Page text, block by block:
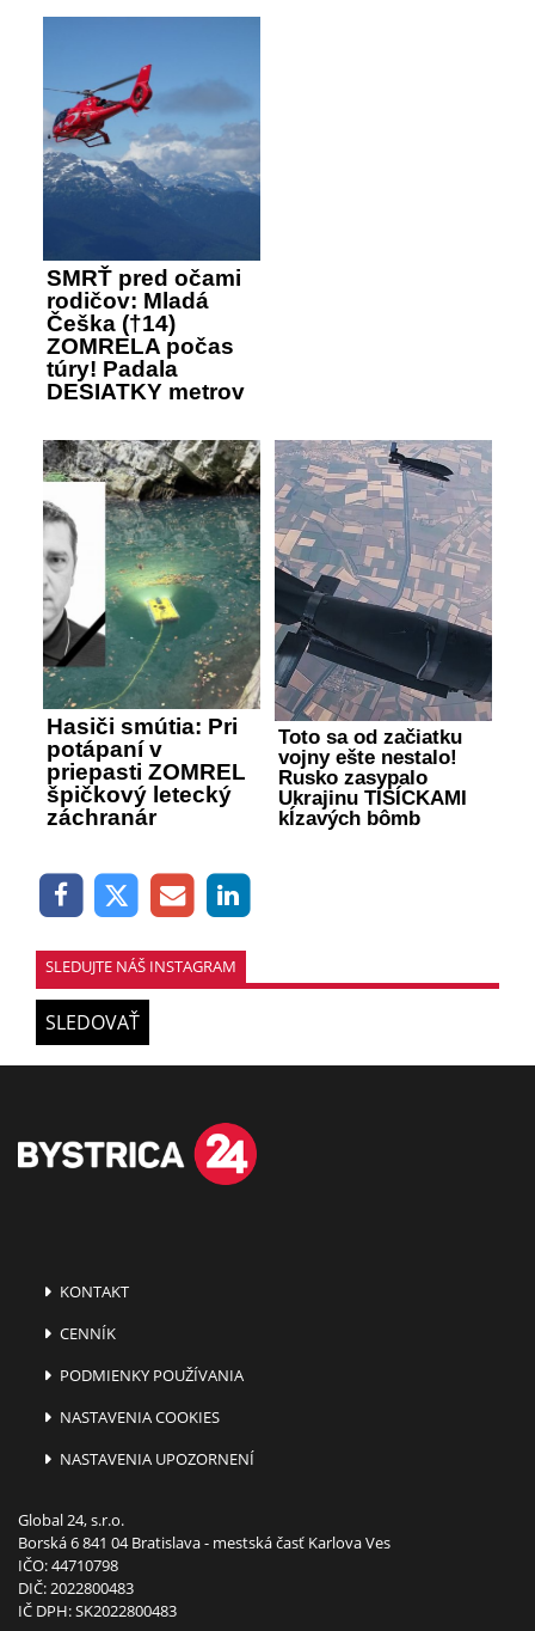
SMRŤ pred očami
rodičov: Mladá
Češka (†14)
ZOMRELA počas
túry! Padala
DESIATKY metrov
Hasiči smútia: Pri
potápaní v
priepasti ZOMREL
špičkový letecký
záchranár
Toto sa od začiatku
vojny ešte nestalo!
Rusko zasypalo
Ukrajinu TISÍCKAMI
kĺzavých bômb
SLEDUJTE NÁŠ INSTAGRAM
SLEDOVAŤ
KONTAKT
CENNÍK
PODMIENKY POUŽÍVANIA
NASTAVENIA COOKIES
NASTAVENIA UPOZORNENÍ
Global 24, s.r.o.
Borská 6 841 04 Bratislava - mestská časť Karlova Ves
IČO: 44710798
DIČ: 2022800483
IČ DPH: SK2022800483